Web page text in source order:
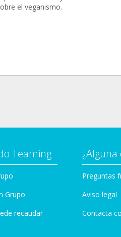
el veganismo.
Teaming
Grupo
recaudar
Preguntas
Aviso legal
Contacta